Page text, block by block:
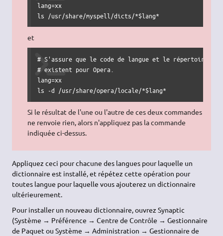
lang=xx
ls /usr/share/myspell/dicts/*$lang*
et
# S'assure que le code de langue et le répertoire
# existent pour Opera.
lang=xx
ls -d /usr/share/opera/locale/*$lang*
Si le résultat de l'une ou l'autre de ces deux commandes
ne renvoie rien, alors n'appliquez pas la commande
indiquée ci-dessus.
Appliquez ceci pour chacune des langues pour laquelle un
dictionnaire est installé, et répétez cette opération pour
toutes langue pour laquelle vous ajouterez un dictionnaire
ultérieurement.
Pour installer un nouveau dictionnaire, ouvrez Synaptic
(Système → Préférence → Centre de Contrôle → Gestionnaire
de Paquet ou Système → Administration → Gestionnaire de